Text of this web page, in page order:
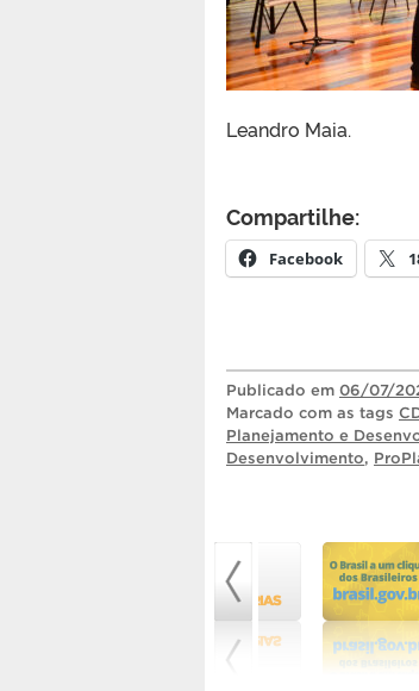
Leandro Maia.
Compartilhe:
Facebook
Publicado em 06/07/
Marcado com as tags
Planejamento e
Desenvolvimento,